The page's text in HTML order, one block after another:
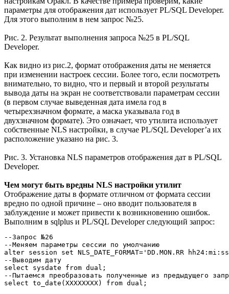
параметры для отображения дат использует PL/SQL Developer.
Для этого выполним в нем запрос №25.
Рис. 2. Результат выполнения запроса №25 в PL/SQL
Developer.
Как видно из рис.2, формат отображения даты не меняется
при изменении настроек сессии. Более того, если посмотреть
внимательно, то видно, что и первый и второй результаты
вывода даты на экран не соответствовали параметрам сессии
(в первом случае выведенная дата имела год в
четырехзначном формате, а маска указывала год в
двухзначном формате). Это означает, что утилита использует
собственные NLS настройки, в случае PL/SQL Developer’а их
расположение указано на рис. 3.